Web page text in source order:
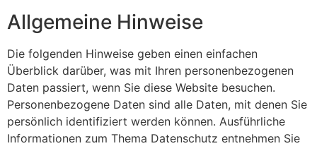
Allgemeine Hinweise
Die folgenden Hinweise geben einen einfachen
Überblick darüber, was mit Ihren personenbezogenen
Daten passiert, wenn Sie diese Website besuchen.
Personenbezogene Daten sind alle Daten, mit denen Sie
persönlich identifiziert werden können. Ausführliche
Informationen zum Thema Datenschutz entnehmen Sie